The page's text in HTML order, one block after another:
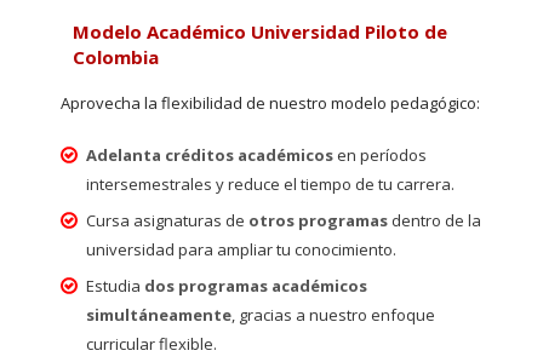
Modelo Académico Universidad Piloto de
Colombia
Aprovecha la flexibilidad de nuestro modelo pedagógico:
Adelanta créditos académicosen períodos
intersemestrales y reduce el tiempo de tu carrera.
Cursa asignaturas de otros programas dentro de la
universidad para ampliar tu conocimiento.
Estudia dos programas académicos
simultáneamente, gracias a nuestro enfoque
curricular flexible.